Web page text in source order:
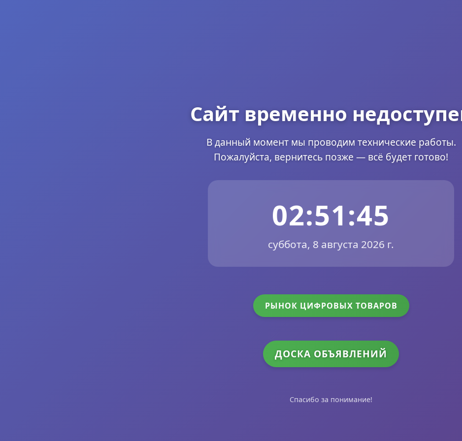
Сайт временно
В данный момент мы проводим технические работы.
Пожалуйста, вернитесь позже — всё будет готово!
02:51:45
суббота, 8 августа 2026 г.
РЫНОК ЦИФРОВЫХ ТОВАРОВ
ДОСКА ОБЪЯВЛЕНИЙ
Спасибо за понимание!